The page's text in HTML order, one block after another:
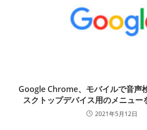
Google Chrome、モバイルで音声
スクトップデバイス用のメニュ
2021年5月12日